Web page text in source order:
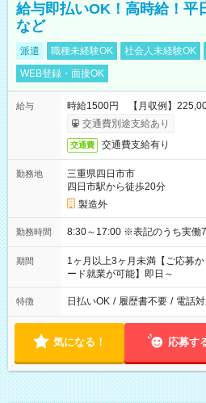
給与即払いOK！高時給！平
など
派遣 職種未経験OK 社会人未経験OK
WEB登録・面接OK
給与
時給1500円 【月収例】
交通費別途支給あり
交通費 交通費支給有り
勤務地
三重県四日市市
四日市駅から徒歩20分
製造外
勤務時間 8:30～17:00 ※表記のう
期間
1ヶ月以上3ヶ月未満【ご応募
ード就業が可能】即日～
特徴 日払いOK / 履歴書不要 / 電話
気になる！ 応募す